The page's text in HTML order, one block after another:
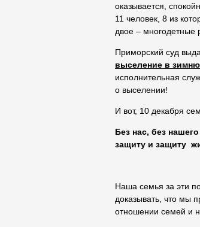
оказывается,
11 человек, 8 из
двое – многодетные
Приморский суд
выселение в
исполнительная
о выселении!
И вот, 10 декабря
Без нас, без
защиту и защиту
Наша семья за эти
доказывать, что мы
отношении семей и